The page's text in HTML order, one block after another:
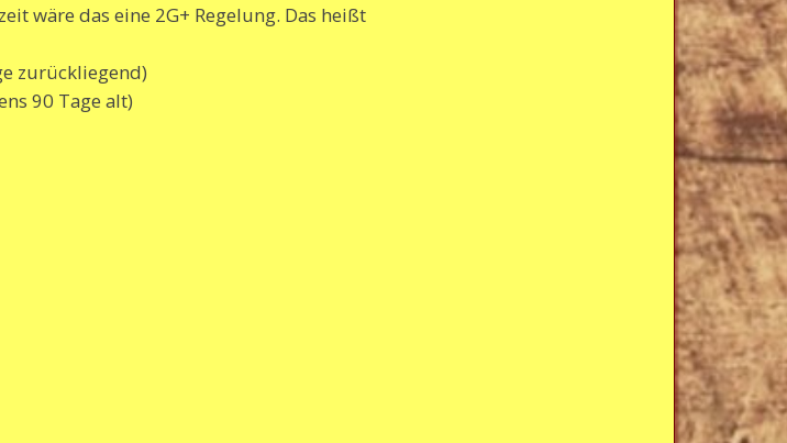
wäre das eine 2G+ Regelung. Das heißt
zurückliegend)
90 Tage alt)